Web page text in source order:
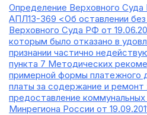
Определение Верховного
АПЛ13-369 <Об оставлении
Верховного Суда РФ от
которым было отказано в
признании частично
пункта 7 Методических
примерной формы платежного
платы за содержание и
предоставление коммунальных
Минрегиона России от